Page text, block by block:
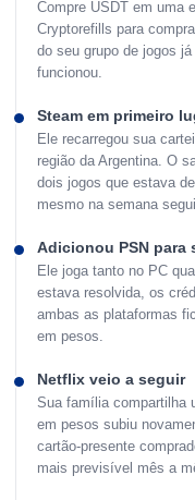
Compre USDT em uma
Cryptorefills para
do seu grupo de jogos
funcionou.
Steam em primeiro
Ele recarregou sua
região da Argentina. O
dois jogos que estava
mesmo na semana
Adicionou PSN para
Ele joga tanto no PC
estava resolvida, os
ambas as plataformas
em pesos.
Netflix veio a seguir
Sua família compartilha
em pesos subiu
cartão-presente
mais previsível mês a